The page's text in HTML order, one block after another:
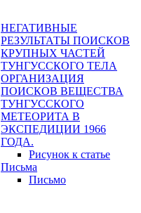
НЕГАТИВНЫЕ
РЕЗУЛЬТАТЫ ПОИСКОВ
КРУПНЫХ ЧАСТЕЙ
ТУНГУССКОГО ТЕЛА
ОРГАНИЗАЦИЯ
ПОИСКОВ ВЕЩЕСТВА
ТУНГУССКОГО
МЕТЕОРИТА В
ЭКСПЕДИЦИИ 1966
ГОДА.
Рисунок к статье
Письма
Письмо